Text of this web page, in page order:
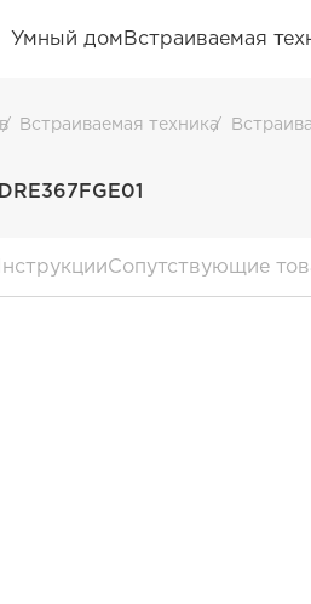
Умный домВстраиваемая
Встраиваемая техника
Сопутствующие